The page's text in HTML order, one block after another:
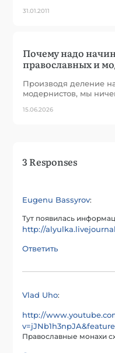
31.01.2011
Почему надо
православных и
Производя деление
модернистов, мы
15.06.2026
3 Responses
Eugenu Bassyrov:
Тут появилась
http://
Ответить
Vlad Uho:
http://
Православные монахи